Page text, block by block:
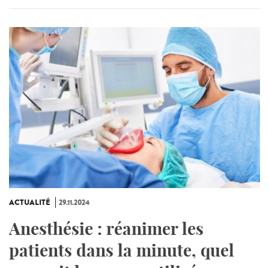
ACTUALITÉ 29.11.2024
Anesthésie : réanimer les
patients dans la minute, quel